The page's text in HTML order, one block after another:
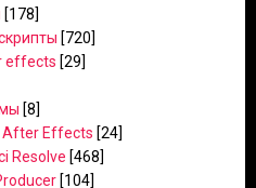
[178]
[720]
effects [29]
[8]
After Effects [24]
Resolve [468]
[104]